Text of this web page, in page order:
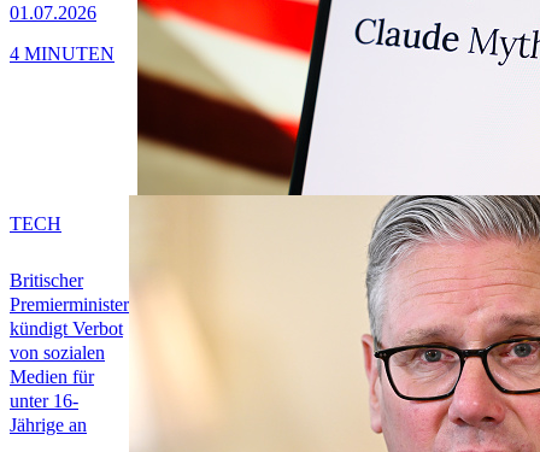
01.07.2026
4 MINUTEN
Britischer
Premierminister
kündigt Verbot
von sozialen
Medien für
unter 16-
Jährige an
TECH